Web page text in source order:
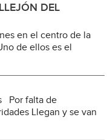
DEL
en el centro de la
de ellos es el
Por falta de
Llegan y se van